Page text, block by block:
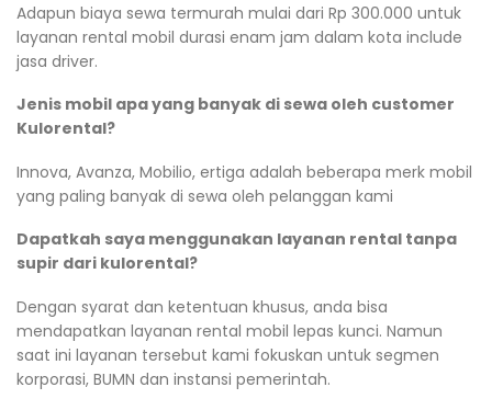
Adapun biaya sewa termurah mulai dari Rp 300.000 untuk
layanan rental mobil durasi enam jam dalam kota include
jasa driver.
Jenis mobil apa yang banyak di sewa oleh customer
Kulorental?
Innova, Avanza, Mobilio, ertiga adalah beberapa merk mobil
yang paling banyak di sewa oleh pelanggan kami
Dapatkah saya menggunakan layanan rental tanpa
supir dari kulorental?
Dengan syarat dan ketentuan khusus, anda bisa
mendapatkan layanan rental mobil lepas kunci. Namun
saat ini layanan tersebut kami fokuskan untuk segmen
korporasi, BUMN dan instansi pemerintah.